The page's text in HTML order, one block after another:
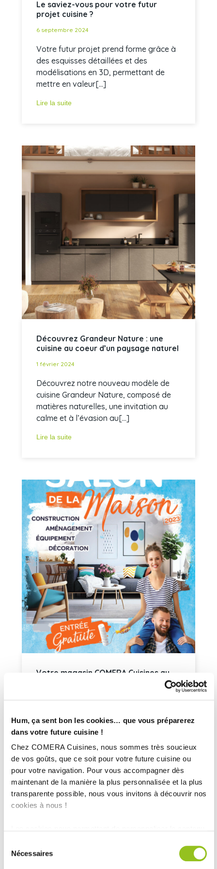
Hum, ça sent bon les cookies… que vous préparerez
dans votre future cuisine !
Chez COMERA Cuisines, nous sommes très soucieux
de vos goûts, que ce soit pour votre future cuisine ou
pour votre navigation. Pour vous accompagner dès
maintenant de la manière la plus personnalisée et la plus
transparente possible, nous vous invitons à découvrir nos
cookies à nous !
médias sociaux et d'analyser notre trafic. Nous
partageons également des informations sur l'utilisation de
Nécessaires
Le saviez-vous pour votre futur
projet cuisine ?
6 septembre 2024
Votre futur projet prend forme grâce à
des esquisses détaillées et des
modélisations en 3D, permettant de
mettre en valeur[...]
Lire la suite
Découvrez Grandeur Nature : une
cuisine au coeur d’un paysage naturel
1 février 2024
Découvrez notre nouveau modèle de
cuisine Grandeur Nature, composé de
matières naturelles, une invitation au
calme et à l’évasion au[...]
Lire la suite
Votre magasin COMERA Cuisines au
13 octobre 2023
Du 20 au 22 octobre, retrouvez votre
magasin COMERA Cuisines au Salon de
Lire la suite